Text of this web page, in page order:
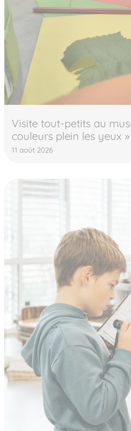
Visite tout-petits au
couleurs plein les yeux »
11 août 2026